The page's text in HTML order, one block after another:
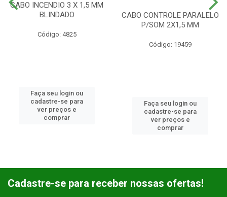
CABO INCENDIO 3 X 1,5 MM
BLINDADO
Código: 4825
Faça seu login ou
cadastre-se para
ver preços e
comprar
CABO CONTROLE PARALELO
P/SOM 2X1,5 MM
Código: 19459
Faça seu login ou
cadastre-se para
ver preços e
comprar
Cadastre-se para receber nossas ofertas!